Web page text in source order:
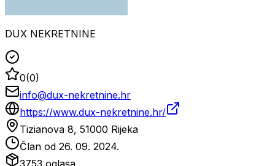
DUX NEKRETNINE
0(0)
info@dux-nekretnine.hr
https://www.dux-nekretnine.hr/
Tizianova 8, 51000 Rijeka
Član od 26. 09. 2024.